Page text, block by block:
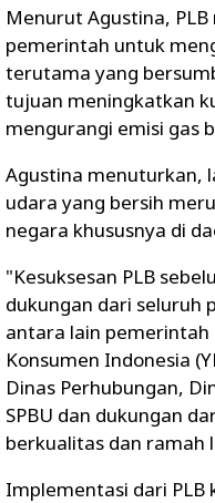
Menurut Agustina,
pemerintah untuk
terutama yang
tujuan meningkatkan
mengurangi emisi gas
Agustina menuturkan,
udara yang bersih
negara khususnya di
"Kesuksesan PLB
dukungan dari seluruh
antara lain pemerintah
Konsumen Indonesia
Dinas Perhubungan,
SPBU dan dukungan
berkualitas dan ramah
Implementasi dari PLB